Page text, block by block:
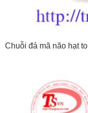
Chuỗi đá mã não hạt to